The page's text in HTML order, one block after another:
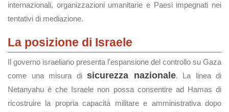
internazionali, organizzazioni umanitarie e Paesi impegnati nei
tentativi di mediazione.
La posizione di Israele
Il governo israeliano presenta l'espansione del controllo su Gaza
come una misura di sicurezza nazionale. La linea di
Netanyahu è che Israele non possa consentire ad Hamas di
ricostruire la propria capacità militare e amministrativa dopo